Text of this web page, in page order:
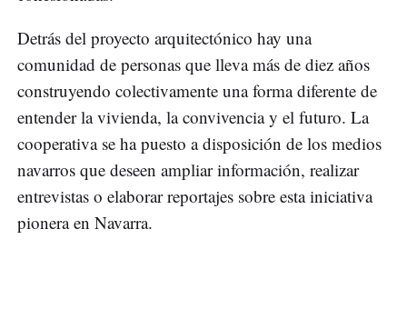
Detrás del proyecto arquitectónico hay una
comunidad de personas que lleva más de diez años
construyendo colectivamente una forma diferente de
entender la vivienda, la convivencia y el futuro. La
cooperativa se ha puesto a disposición de los medios
navarros que deseen ampliar información, realizar
entrevistas o elaborar reportajes sobre esta iniciativa
pionera en Navarra.